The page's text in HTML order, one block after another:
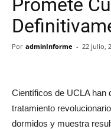
Promete
Por adminInforme - 22 julio,
Científicos de UCLA han
tratamiento
dormidos y muestra